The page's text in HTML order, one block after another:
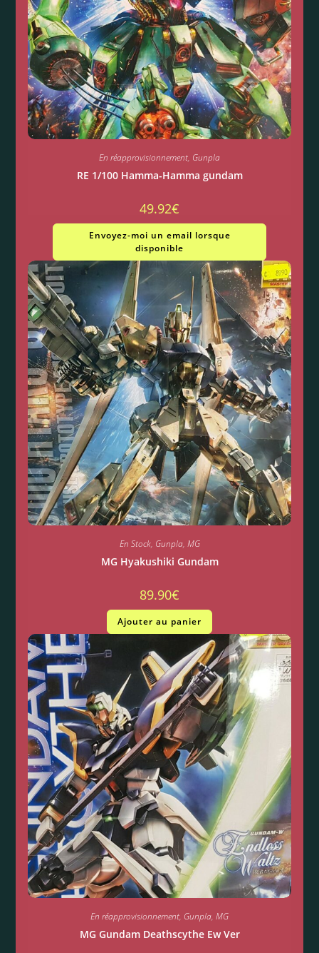
En réapprovisionnement, Gunpla
RE 1/100 Hamma-Hamma gundam
49.92€
Envoyez-moi un email lorsque
disponible
En Stock, Gunpla, MG
MG Hyakushiki Gundam
89.90€
Ajouter au panier
En réapprovisionnement, Gunpla, MG
MG Gundam Deathscythe Ew Ver